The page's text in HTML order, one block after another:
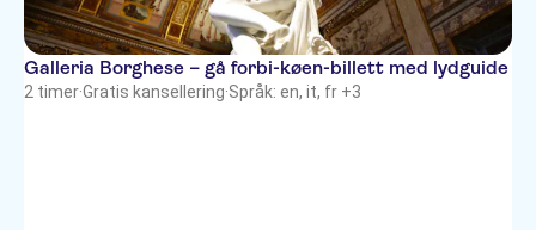
Galleria Borghese – gå forbi-køen-billett med lydguide
2 timer·Gratis kansellering·Språk: en, it, fr +3